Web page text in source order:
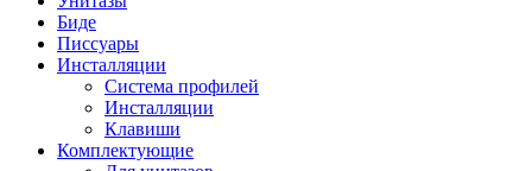
Биде
Писсуары
Инсталляции
Система профилей
Инсталляции
Клавиши
Комплектующие